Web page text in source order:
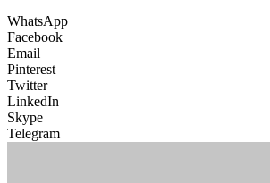
WhatsApp
Facebook
Email
Pinterest
Twitter
LinkedIn
Skype
Telegram